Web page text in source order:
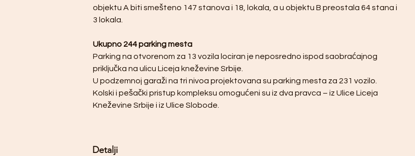
objektu A biti smešteno 147 stanova i 18, lokala, a u objektu B preostala 64 stana i
3 lokala.
Ukupno 244 parking mesta
Parking na otvorenom za 13 vozila lociran je neposredno ispod saobraćajnog
priključka na ulicu Liceja kneževine Srbije.
U podzemnoj garaži na tri nivoa projektovana su parking mesta za 231 vozilo.
Kolski i pešački pristup kompleksu omogućeni su iz dva pravca – iz Ulice Liceja
Kneževine Srbije i iz Ulice Slobode.
Detalji